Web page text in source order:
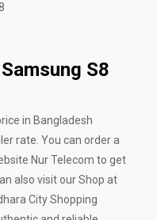
S8
in Bangladesh
rate. You can order a
Nur Telecom to get
also visit our Shop at
City Shopping